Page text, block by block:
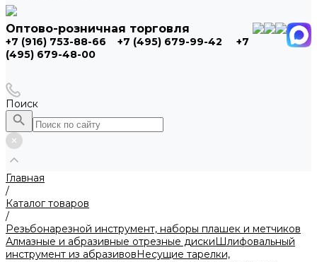
Оптово-розничная торговля
+7 (916) 753-88-66 +7 (495) 679-99-42
+7
(495) 679-48-00
Поиск
Главная
/
Каталог товаров
/
Резьбонарезной инструмент, наборы плашек и метчиков
Алмазные и абразивные отрезные дискиШлифовальный
инструмент из абразивовНесущие тарелки,